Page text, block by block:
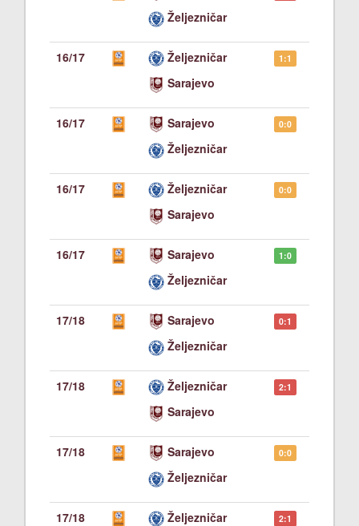
Željezničar
16/17
Željezničar
Sarajevo
1:1
16/17
Sarajevo
Željezničar
0:0
16/17
Željezničar
Sarajevo
0:0
16/17
Sarajevo
Željezničar
1:0
17/18
Sarajevo
Željezničar
0:1
17/18
Željezničar
Sarajevo
2:1
17/18
Sarajevo
Željezničar
0:0
17/18
Željezničar
2:1